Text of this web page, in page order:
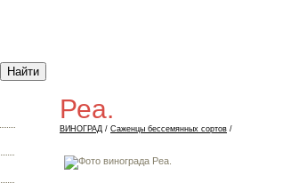
Реа.
ВИНОГРАД / Саженцы бессемянных сортов /